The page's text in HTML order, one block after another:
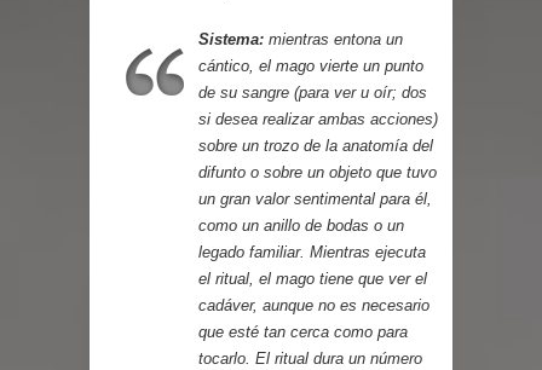
Sistema: mientras entona un
cántico, el mago vierte un punto
de su sangre (para ver u oír; dos
si desea realizar ambas acciones)
sobre un trozo de la anatomía del
difunto o sobre un objeto que tuvo
un gran valor sentimental para él,
como un anillo de bodas o un
legado familiar. Mientras ejecuta
el ritual, el mago tiene que ver el
cadáver, aunque no es necesario
que esté tan cerca como para
tocarlo. El ritual dura un número